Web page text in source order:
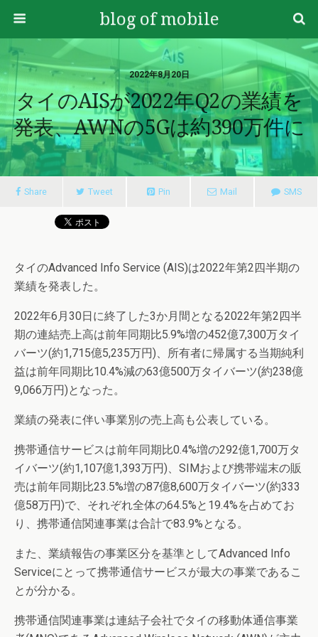
blog of mobile
2022年8月20日
タイのAISが2022年Q2の業績を
発表、AWNの5Gは約390万件に
Share Tweet Pin Mail SMS
タイのAdvanced Info Service (AIS)は2022年第2四半期の
業績を発表した。
2022年6月30日に終了した3か月間となる2022年第2四半
期の連結売上高は前年同期比5.9%増の452億7,300万タイ
バーツ(約1,715億5,235万円)、所有者に帰属する当期純利
益は前年同期比10.4%減の63億500万タイバーツ(約238億
9,066万円)となった。
業績の発表に伴い事業別の売上高も公表している。
携帯通信サービスは前年同期比0.4%増の292億1,700万タ
イバーツ(約1,107億1,393万円)、SIMおよび携帯端末の販
売は前年同期比23.5%増の87億8,600万タイバーツ(約333
億58万円)で、それぞれ全体の64.5%と19.4%を占めてお
り、携帯通信関連事業は合計で83.9%となる。
また、業績報告の事業区分を基準としてAdvanced Info
Serviceにとって携帯通信サービスが最大の事業であるこ
とが分かる。
携帯通信関連事業は連結子会社でタイの移動体通信事業